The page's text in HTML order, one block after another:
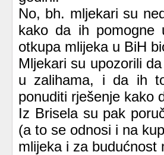
No, bh. mljekari su
kako da ih pomogne
otkupa mlijeka u BiH
Mljekari su upozorili
u zalihama, i da ih
ponuditi rješenje kako
Iz Brisela su pak
(a to se odnosi i na
mlijeka i za budućnost